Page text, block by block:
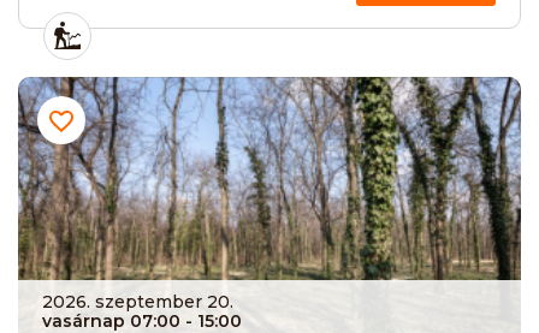
2026. szeptember 20.
vasárnap 07:00 - 15:00